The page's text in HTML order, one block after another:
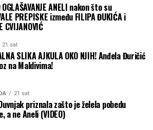
ANELI nakon što su
PREPISKE između FILIPA ĐUKIĆA i
CVIJANOVIĆ
21 sat
SLIKA AJKULA OKO NJIH! Anđela Đuričić
na Maldivima!
21 sat
priznala zašto je želela pobedu
a ne Aneli (VIDEO)